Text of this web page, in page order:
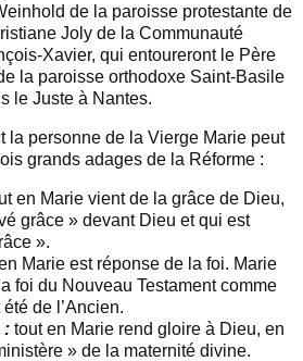
de la paroisse protestante de
Joly de la Communauté
Xavier, qui entoureront le Père
la paroisse orthodoxe Saint-Basile
le Juste à Nantes.
la personne de la Vierge Marie peut
grands adages de la Réforme :
en Marie vient de la grâce de Dieu,
grâce » devant Dieu et qui est
».
Marie est réponse de la foi. Marie
foi du Nouveau Testament comme
de l’Ancien.
: tout en Marie rend gloire à Dieu, en
» de la maternité divine.